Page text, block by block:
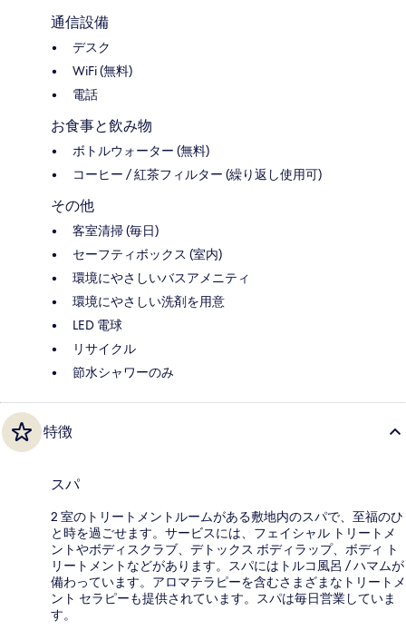
通信設備
デスク
WiFi (無料)
電話
お食事と飲み物
ボトルウォーター (無料)
コーヒー / 紅茶フィルター (繰り返し使用可)
その他
客室清掃 (毎日)
セーフティボックス (室内)
環境にやさしいバスアメニティ
環境にやさしい洗剤を用意
LED 電球
リサイクル
節水シャワーのみ
特徴
スパ
2 室のトリートメントルームがある敷地内のスパで、至福のひ
と時を過ごせます。サービスには、フェイシャル トリートメ
ントやボディスクラブ、デトックス ボディラップ、ボディ ト
リートメントなどがあります。スパにはトルコ風呂 / ハマムが
備わっています。アロマテラピーを含むさまざまなトリートメ
ント セラピーも提供されています。スパは毎日営業していま
す。